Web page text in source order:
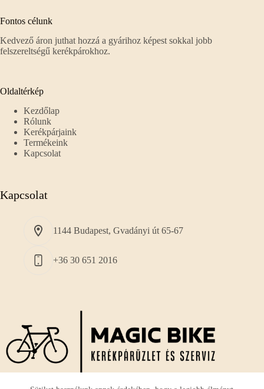
Fontos célunk
Kedvező áron juthat hozzá a gyárihoz képest sokkal jobb
felszereltségű kerékpárokhoz.
Oldaltérkép
Kezdőlap
Rólunk
Kerékpárjaink
Termékeink
Kapcsolat
Kapcsolat
1144 Budapest, Gvadányi út 65-67
+36 30 651 2016